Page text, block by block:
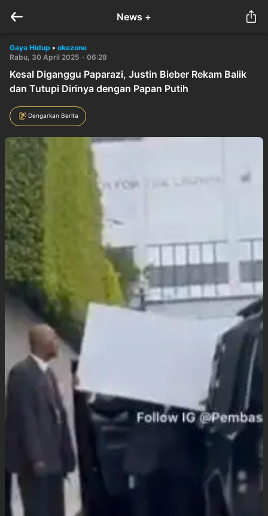
News +
Gaya Hidup • okezone
Rabu, 30 April 2025 - 06:28
Kesal Diganggu Paparazi, Justin Bieber Rekam Balik
dan Tutupi Dirinya dengan Papan Putih
Dengarkan Berita